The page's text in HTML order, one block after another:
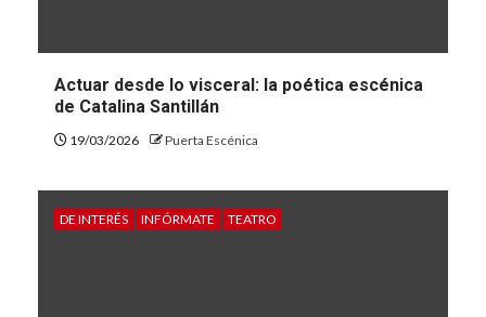
Actuar desde lo visceral: la poética escénica
de Catalina Santillán
19/03/2026 Puerta Escénica
DE INTERÉS INFÓRMATE TEATRO